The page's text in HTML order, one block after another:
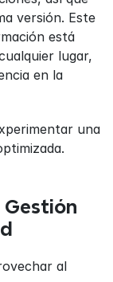
versión. Este
está
lugar,
en la
una
Gestión
al